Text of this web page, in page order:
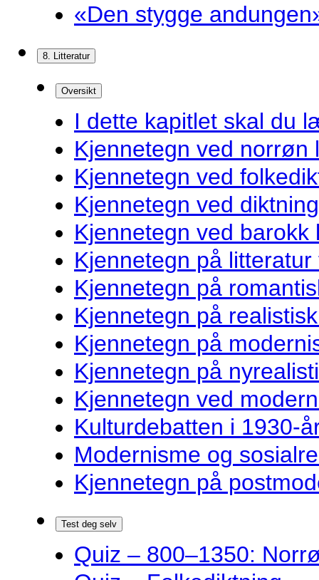
«Den stygge
8. Litteratur
Oversikt
I dette kapitlet skal du
Kjennetegn ved norrøn
Kjennetegn ved
Kjennetegn ved
Kjennetegn ved barokk
Kjennetegn på
Kjennetegn på
Kjennetegn på
Kjennetegn på
Kjennetegn på
Kjennetegn ved
Kulturdebatten i 1930-
Modernisme og
Kjennetegn på
Test deg selv
Quiz – 800–1350: